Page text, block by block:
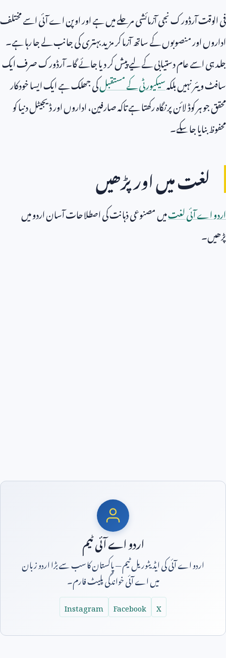
فی الوقت آرڈورک نجی آزمائشی مرحلے میں ہے اور اوپن اے آئی اسے مختلف
اداروں اور منصوبوں کے ساتھ آزما کر مزید بہتری کی جانب لے جا رہا ہے۔
جلد ہی اسے عام دستیابی کے لیے پیش کر دیا جائے گا۔ آرڈورک صرف ایک
سافٹ ویئر نہیں بلکہسیکیورٹی کے مستقبلکی جھلک ہے ایک ایسا خودکار
محقق جو ہر کوڈ لائن پر نگاہ رکھتا ہے تاکہ صارفین، اداروں اور ڈیجیٹل دنیا کو
محفوظ بنایا جا سکے۔
لغت میں اور پڑھیں
اردو اے آئی لغتمیں مصنوعی ذہانت کی اصطلاحات آسان اردو میں
پڑھیں۔
اردو اے آئی ٹیم
اردو اے آئی کی ایڈیٹوریل ٹیم — پاکستان کا سب سے بڑا اردو زبان
میں اے آئی خواندگی پلیٹ فارم۔
X
Facebook
Instagram